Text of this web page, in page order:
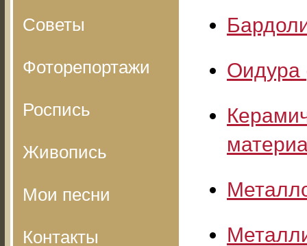
Советы
Фоторепортажи
Роспись
Живопись
Мои песни
Контакты
Оидура